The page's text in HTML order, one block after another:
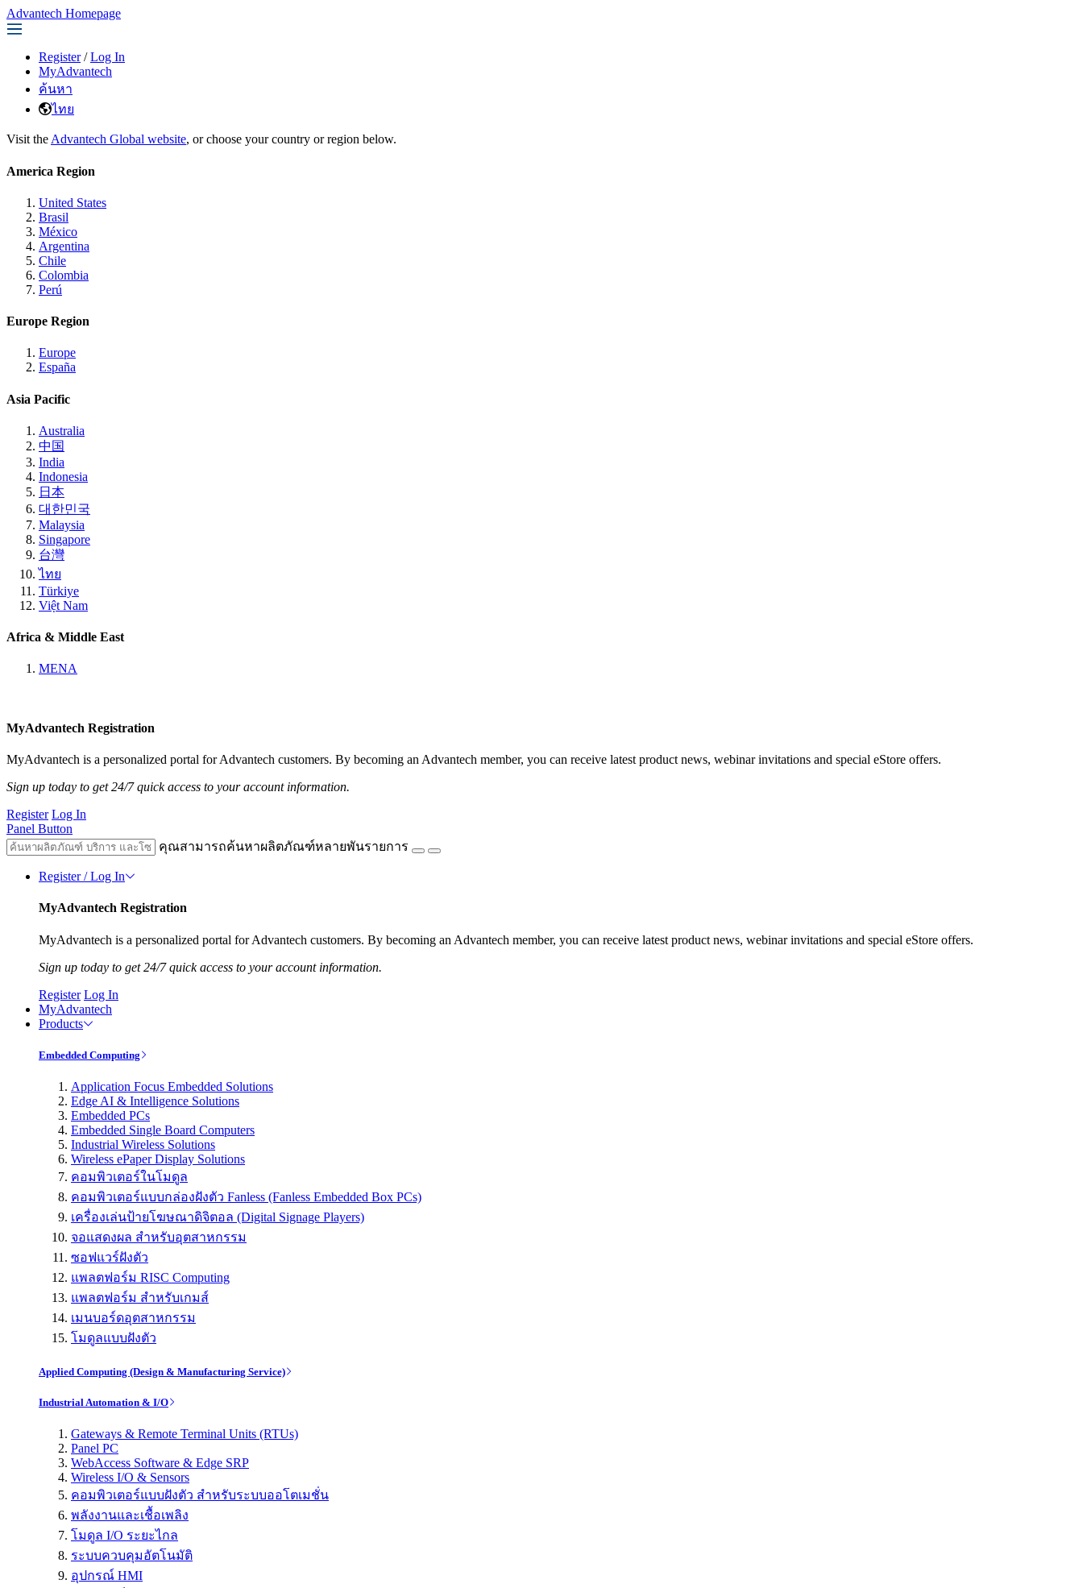
Advantech Homepage
Register / Log In
MyAdvantech
ค้นหา
ไทย
Visit the Advantech Global website, or choose your country or region below.
America Region
United States
Brasil
México
Argentina
Chile
Colombia
Perú
Europe Region
Europe
España
Asia Pacific
Australia
中国
India
Indonesia
日本
대한민국
Malaysia
Singapore
台灣
ไทย
Türkiye
Việt Nam
Africa & Middle East
MENA
MyAdvantech Registration
MyAdvantech is a personalized portal for Advantech customers. By becoming an Advantech member, you can receive latest product news, webinar invitations and special eStore offers.
Sign up today to get 24/7 quick access to your account information.
Register Log In
Panel Button
คุณสามารถค้นหาผลิตภัณฑ์หลายพันรายการ
Register / Log In
MyAdvantech Registration
MyAdvantech is a personalized portal for Advantech customers. By becoming an Advantech member, you can receive latest product news, webinar invitations and special eStore offers.
Sign up today to get 24/7 quick access to your account information.
Register Log In
MyAdvantech
Products
Embedded Computing
Application Focus Embedded Solutions
Edge AI & Intelligence Solutions
Embedded PCs
Embedded Single Board Computers
Industrial Wireless Solutions
Wireless ePaper Display Solutions
คอมพิวเตอร์ในโมดูล
คอมพิวเตอร์แบบกล่องฝังตัว Fanless (Fanless Embedded Box PCs)
เครื่องเล่นป้ายโฆษณาดิจิตอล (Digital Signage Players)
จอแสดงผล สำหรับอุตสาหกรรม
ซอฟแวร์ฝังตัว
แพลตฟอร์ม RISC Computing
แพลตฟอร์ม สำหรับเกมส์
เมนบอร์ดอุตสาหกรรม
โมดูลแบบฝังตัว
Applied Computing (Design & Manufacturing Service)
Industrial Automation & I/O
Gateways & Remote Terminal Units (RTUs)
Panel PC
WebAccess Software & Edge SRP
Wireless I/O & Sensors
คอมพิวเตอร์แบบฝังตัว สำหรับระบบออโตเมชั่น
พลังงานและเชื้อเพลิง
โมดูล I/O ระยะไกล
ระบบควบคุมอัตโนมัติ
อุปกรณ์ HMI